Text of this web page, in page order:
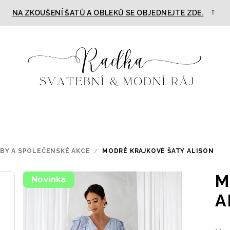
NA ZKOUŠENÍ ŠATŮ A OBLEKŮ SE OBJEDNEJTE ZDE.
A SPOLEČENSKÉ AKCE / MODRÉ KRAJKOVÉ ŠATY ALISON
Novinka